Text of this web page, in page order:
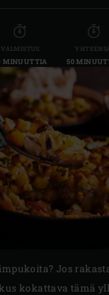
VALMISTUS
MINUUTTIA
YHTEENSÄ
50
Jos
kokattava tämä